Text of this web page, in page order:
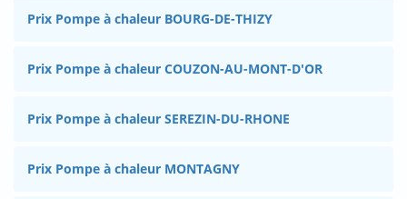
Prix Pompe à chaleur BOURG-DE-THIZY
Prix Pompe à chaleur COUZON-AU-MONT-D'OR
Prix Pompe à chaleur SEREZIN-DU-RHONE
Prix Pompe à chaleur MONTAGNY